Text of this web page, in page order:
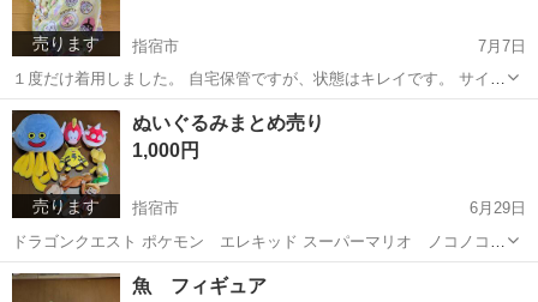
売ります 指宿市
7月7日
１度だけ着用しました。 自宅保管ですが、状態はキレイです。 サイズ
70鹿児島 指宿市 キッズ用品 甚平
売ります
ぬいぐるみまとめ売り
1,000円
指宿市
6月29日
ドラゴンクエスト ポケモン エレキッド スーパーマリオ ノコノコ
おさるのジョージ
鹿児島 指宿市 おもちゃ
魚 フィギュア